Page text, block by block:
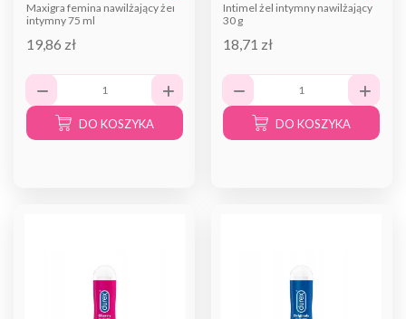
Maxigra femina nawilżający żel
intymny 75 ml
19,86 zł
DO KOSZYKA
Intimel żel intymny nawilżający
30 g
18,71 zł
DO KOSZYKA